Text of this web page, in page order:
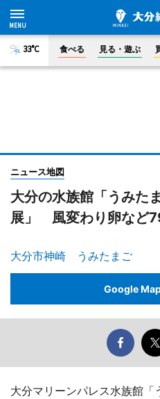
33°C 食べる 見る・遊ぶ
ニュース地図
大分の水族館「うみた
展」 風変わり卵など
大分市神崎 うみたまご
Google
大分マリーンパレス水族館「